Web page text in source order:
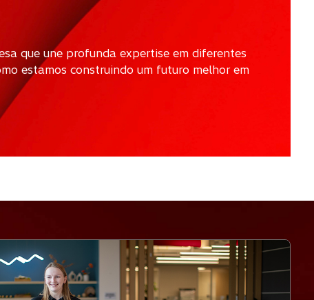
que une profunda expertise em diferentes
estamos construindo um futuro melhor em